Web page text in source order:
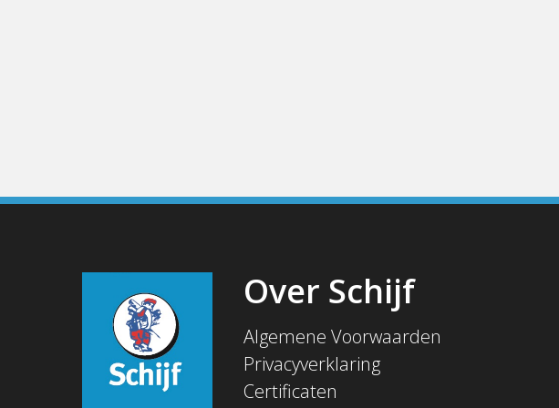
Over Schijf
Algemene Voorwaarden
Privacyverklaring
Certificaten